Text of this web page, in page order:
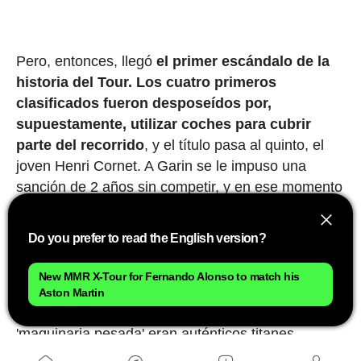
Pero, entonces, llegó el primer escándalo de la
historia del Tour. Los cuatro primeros
clasificados fueron desposeídos por,
supuestamente, utilizar coches para cubrir
parte del recorrido, y el título pasa al quinto, el
joven Henri Cornet. A Garin se le impuso una
sanción de 2 años sin competir, y en ese momento
sabremos si aquello fue justo o no, aunque él
siempre defendió su inocencia. Lo que está claro
es que, por encima de cualquier consideración
deportiva, aquellos hombres que recorrían
'maquinaria pesada' eran auténticos titanes.
Do you prefer to read the English version?
New MMR X-Tour for Fernando Alonso to match his
Aston Martin